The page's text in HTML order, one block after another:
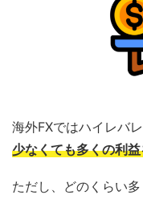
海外FXではハイレバ
少なくても多くの利
ただし、どのくらい多